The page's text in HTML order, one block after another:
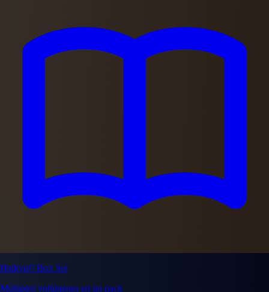
Haikyu!! Box Set
Múltiples volúmenes en un pack